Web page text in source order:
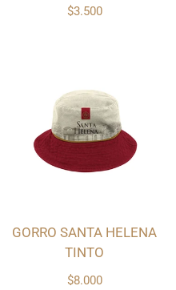
$3.500
$8.000
GORRO SANTA HELENA
TINTO